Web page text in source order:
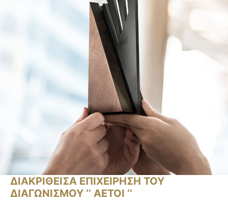
ΔΙΑΚΡΙΘΕΙΣΑ ΕΠΙΧΕΙΡΗΣΗ ΤΟΥ
ΔΙΑΓΩΝΙΣΜΟΥ ‘’ ΑΕΤΟΙ ‘’